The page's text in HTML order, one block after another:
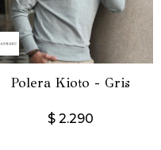
Polera Kioto - Gris
$ 2.290